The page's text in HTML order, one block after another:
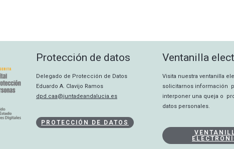
Protección de datos
Delegado de Protección de Datos
Eduardo A. Clavijo Ramos
dpd.caa@juntadeandalucia.es
PROTECCIÓN DE DATOS
Ventanilla
Visita nuestra ventanilla
solicitarnos información
interponer una queja o
datos personales.